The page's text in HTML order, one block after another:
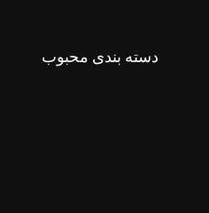
دسته بندی محبوب